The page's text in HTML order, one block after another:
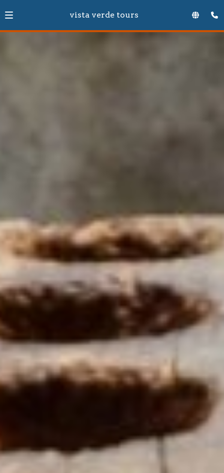
vista verde tours